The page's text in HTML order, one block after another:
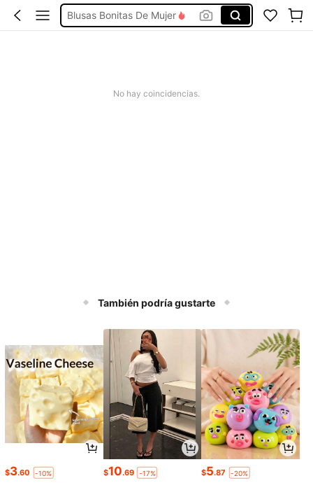
Blusas Bonitas De Mujer
No hay coincidencias.
También podría gustarte
$3.60 -10% $10.69 -17% $5.87 -20%